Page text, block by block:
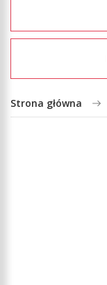
Strona główna